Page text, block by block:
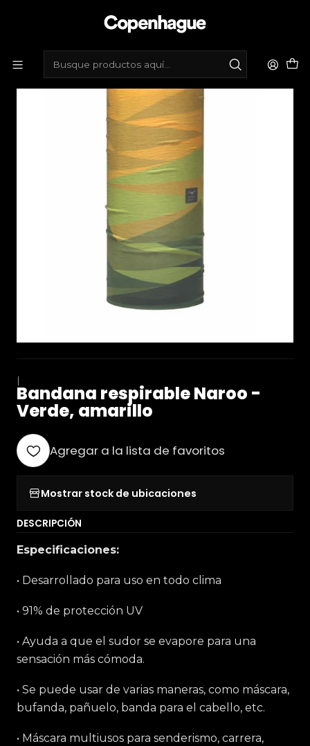
Tienda de bicicletas
Bandana respirable Naroo - Verde, amarillo
|
Bandana respirable Naroo -
Verde, amarillo
Agregar a la lista de favoritos
Mostrar stock de ubicaciones
DESCRIPCIÓN
Especificaciones:
• Desarrollado para uso en todo clima
• 91% de protección UV
• Ayuda a que el sudor se evapore para una
sensación más cómoda.
• Se puede usar de varias maneras, como máscara,
bufanda, pañuelo, banda para el cabello, etc.
• Máscara multiusos para senderismo, carrera,